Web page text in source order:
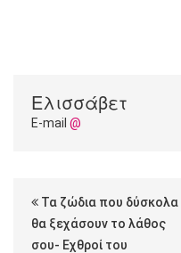
Ελισσάβετ
E-mail @
Τα ζώδια που δύσκολα
θα ξεχάσουν το λάθος
σου- Εχθροί του